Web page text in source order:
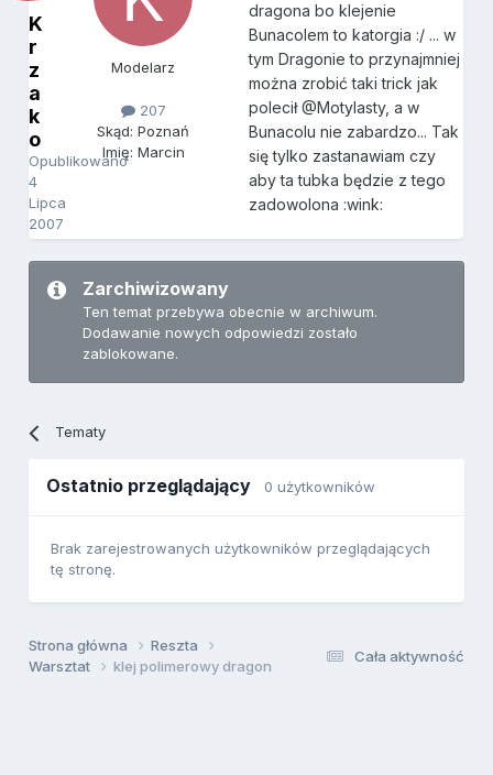
K
r
z
a
k
o
Opublikowano
4
Lipca
2007
Modelarz
207
Skąd: Poznań
Imię: Marcin
dragona bo klejenie
Bunacolem to katorgia :/ ... w
tym Dragonie to przynajmniej
można zrobić taki trick jak
polecił @Motylasty, a w
Bunacolu nie zabardzo... Tak
się tylko zastanawiam czy
aby ta tubka będzie z tego
zadowolona :wink:
Zarchiwizowany
Ten temat przebywa obecnie w archiwum.
Dodawanie nowych odpowiedzi zostało
zablokowane.
Tematy
Ostatnio przeglądający 0 użytkowników
Brak zarejestrowanych użytkowników przeglądających
tę stronę.
Cała aktywność
Strona główna
Reszta
Warsztat
klej polimerowy dragon